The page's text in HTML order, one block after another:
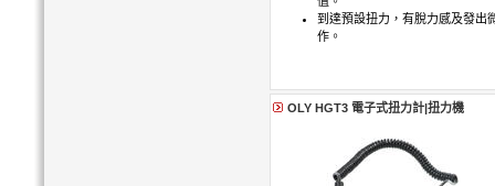
到達預設扭力，有脫力感及發出
作。
OLY HGT3 電子式扭力計|扭力機